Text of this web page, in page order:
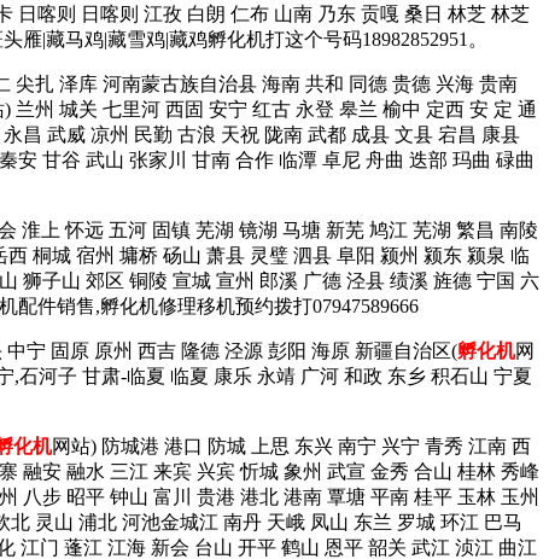
日喀则 日喀则 江孜 白朗 仁布 山南 乃东 贡嘎 桑日 林芝 林芝
|藏马鸡|藏雪鸡|藏鸡孵化机打这个号码18982852951。
尖扎 泽库 河南蒙古族自治县 海南 共和 同德 贵德 兴海 贵南
) 兰州 城关 七里河 西固 安宁 红古 永登 皋兰 榆中 定西 安 定 通
昌 武威 凉州 民勤 古浪 天祝 陇南 武都 成县 文县 宕昌 康县
安 甘谷 武山 张家川 甘南 合作 临潭 卓尼 舟曲 迭部 玛曲 碌曲
淮上 怀远 五河 固镇 芜湖 镜湖 马塘 新芜 鸠江 芜湖 繁昌 南陵
桐城 宿州 墉桥 砀山 萧县 灵璧 泗县 阜阳 颍州 颍东 颍泉 临
狮子山 郊区 铜陵 宣城 宣州 郎溪 广德 泾县 绩溪 旌德 宁国 六
件销售,孵化机修理移机预约拨打07947589666
宁 固原 原州 西吉 隆德 泾源 彭阳 海原 新疆自治区(孵化机网
石河子 甘肃-临夏 临夏 康乐 永靖 广河 和政 东乡 积石山 宁夏
化机网站) 防城港 港口 防城 上思 东兴 南宁 兴宁 青秀 江南 西
融安 融水 三江 来宾 兴宾 忻城 象州 武宣 金秀 合山 桂林 秀峰
八步 昭平 钟山 富川 贵港 港北 港南 覃塘 平南 桂平 玉林 玉州
灵山 浦北 河池金城江 南丹 天峨 凤山 东兰 罗城 环江 巴马
江门 蓬江 江海 新会 台山 开平 鹤山 恩平 韶关 武江 浈江 曲江